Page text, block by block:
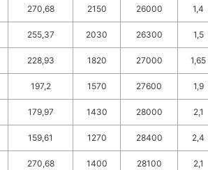
270,68 2150 26000 1,4
255,37 2030 26300 1,5
228,93 1820 27000 1,65
197,2 1570 27600 1,9
179,97 1430 28000 2,1
159,61 1270 28400 2,4
270,68 1400 28100 2,1